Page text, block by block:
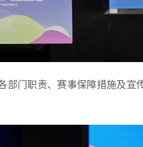
部门职责、赛事保障措施及宣